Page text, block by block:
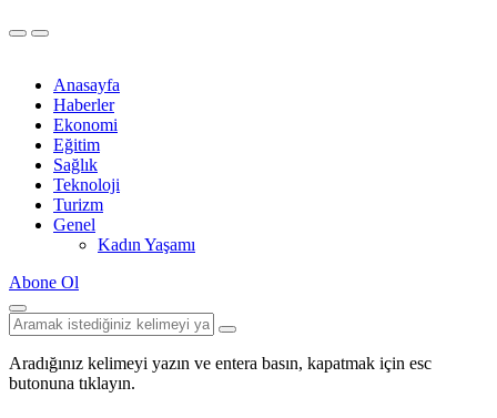
Anasayfa
Haberler
Ekonomi
Eğitim
Sağlık
Teknoloji
Turizm
Genel
Kadın Yaşamı
Abone Ol
Aradığınız kelimeyi yazın ve entera basın, kapatmak için esc
butonuna tıklayın.